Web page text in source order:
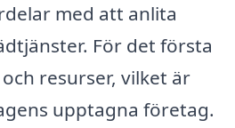
med att anlita
För det första
resurser, vilket är
upptagna företag.